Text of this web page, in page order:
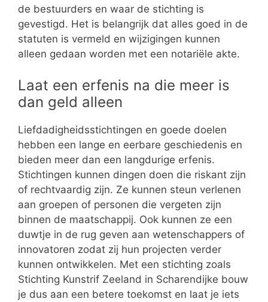
de bestuurders en waar de stichting is
gevestigd. Het is belangrijk dat alles goed in de
statuten is vermeld en wijzigingen kunnen
alleen gedaan worden met een notariële akte.
Laat een erfenis na die meer is
dan geld alleen
Liefdadigheidsstichtingen en goede doelen
hebben een lange en eerbare geschiedenis en
bieden meer dan een langdurige erfenis.
Stichtingen kunnen dingen doen die riskant zijn
of rechtvaardig zijn. Ze kunnen steun verlenen
aan groepen of personen die vergeten zijn
binnen de maatschappij. Ook kunnen ze een
duwtje in de rug geven aan wetenschappers of
innovatoren zodat zij hun projecten verder
kunnen ontwikkelen. Met een stichting zoals
Stichting Kunstrif Zeeland in Scharendijke bouw
je dus aan een betere toekomst en laat je iets